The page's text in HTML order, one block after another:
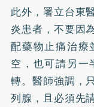
此外，署立台東
炎患者，不要因
配藥物止痛治療
空，也可請另
轉。醫師強調，
列腺，且必須先